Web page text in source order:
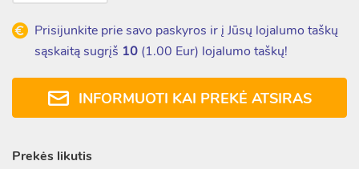
Prisijunkite prie savo paskyros ir į Jūsų lojalumo taškų
sąskaitą sugrįš 10 (1.00 Eur) lojalumo taškų!
INFORMUOTI KAI PREKĖ ATSIRAS
Prekės likutis